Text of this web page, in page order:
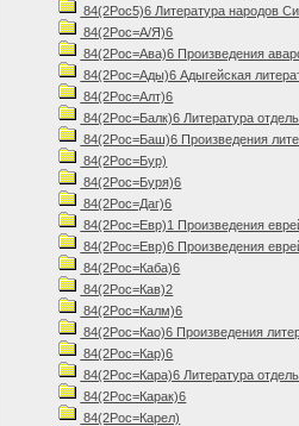
84(2Рос5)6 Литература народов
84(2Рос=А/Я)6
84(2Рос=Ава)6 Произведения
84(2Рос=Ады)6 Адыгейская
84(2Рос=Алт)6
84(2Рос=Балк)6 Литература
84(2Рос=Баш)6 Произведения
84(2Рос=Бур)
84(2Рос=Буря)6
84(2Рос=Даг)6
84(2Рос=Евр)1 Произведения
84(2Рос=Евр)6 Произведения
84(2Рос=Каба)6
84(2Рос=Кав)2
84(2Рос=Калм)6
84(2Рос=Као)6 Произведения
84(2Рос=Кар)6
84(2Рос=Кара)6 Литература
84(2Рос=Карак)6
84(2Рос=Карел)